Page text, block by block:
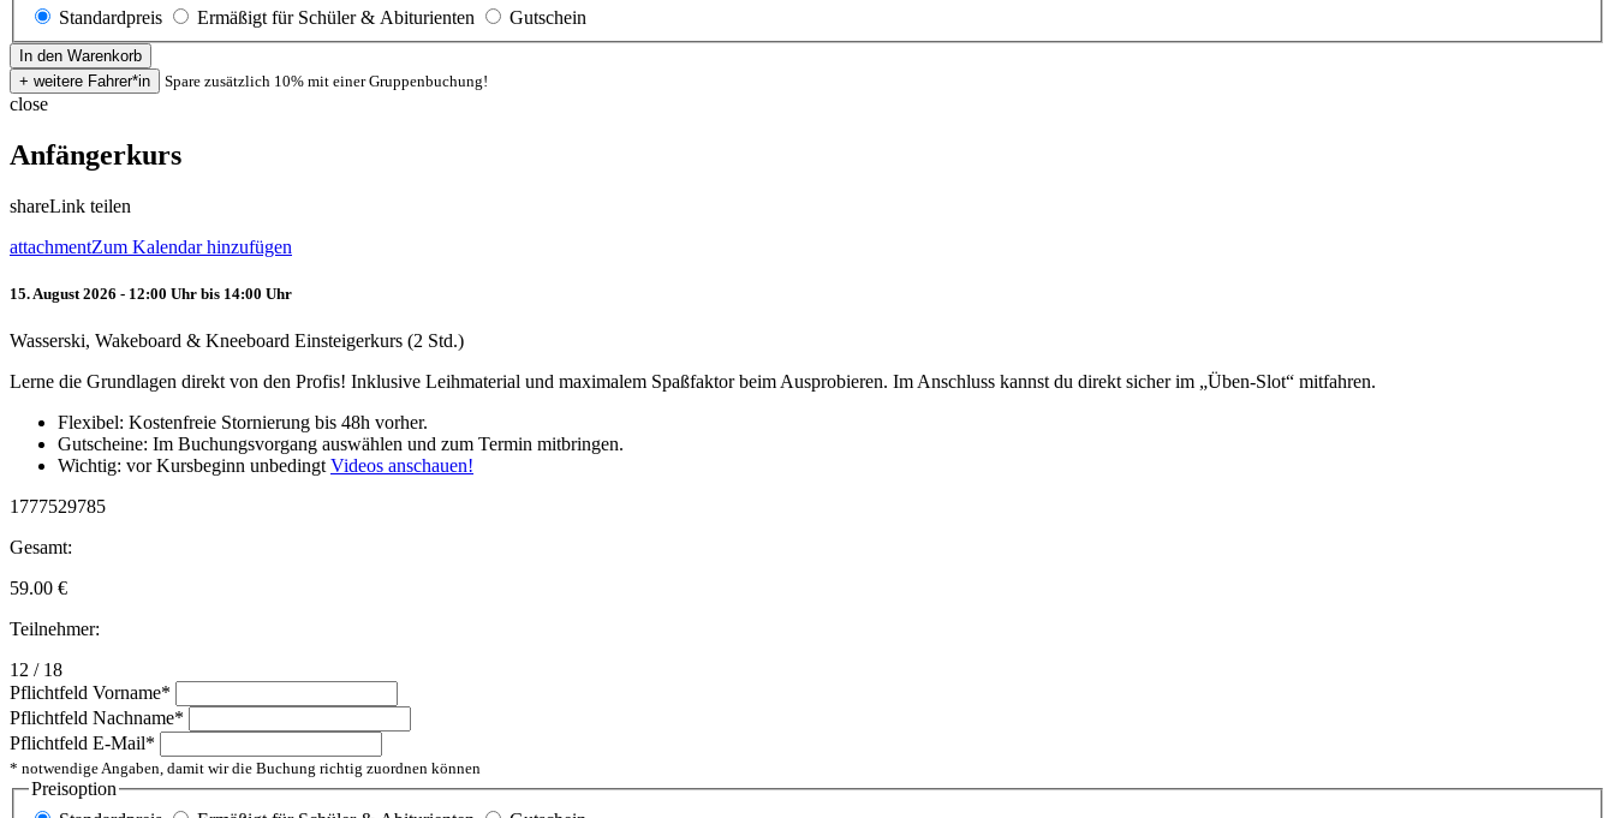
Standardpreis
Ermäßigt für Schüler & Abiturienten Gutschein
Spare zusätzlich 10% mit einer Gruppenbuchung!
close
Anfängerkurs
shareLink teilen
attachmentZum Kalendar hinzufügen
15. August 2026 - 12:00 Uhr bis 14:00 Uhr
Wasserski, Wakeboard & Kneeboard Einsteigerkurs (2 Std.)
Lerne die Grundlagen direkt von den Profis! Inklusive Leihmaterial und maximalem Spaßfaktor beim Ausprobieren. Im Anschluss kannst du direkt sicher im „Üben-Slot“ mitfahren.
Flexibel: Kostenfreie Stornierung bis 48h vorher.
Gutscheine: Im Buchungsvorgang auswählen und zum Termin mitbringen.
Wichtig: vor Kursbeginn unbedingt Videos anschauen!
1777529785
Gesamt:
59.00 €
Teilnehmer:
12 / 18
Pflichtfeld Vorname*
Pflichtfeld Nachname*
Pflichtfeld E-Mail*
* notwendige Angaben, damit wir die Buchung richtig zuordnen können
Preisoption